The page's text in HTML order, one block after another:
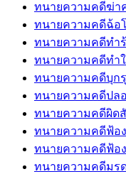
ทนายความคดีฆ่า
ทนายความคดีฉ้อ
ทนายความคดีทำร้
ทนายความคดีทำ
ทนายความคดีบุก
ทนายความคดีปล
ทนายความคดีผิด
ทนายความคดีฟ้อ
ทนายความคดีฟ้อ
ทนายความคดีมร